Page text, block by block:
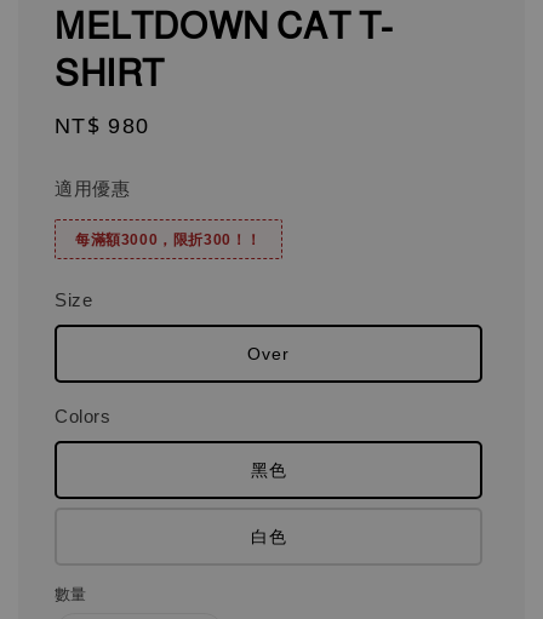
MELTDOWN CAT T-
SHIRT
Regular
NT$ 980
適用優惠
每滿額3000，限折300！！
Size
Over
Colors
黑色
白色
數量